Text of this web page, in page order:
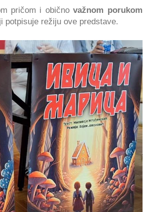
pričom i običnovažnom porukom
potpisuje režiju ove predstave.